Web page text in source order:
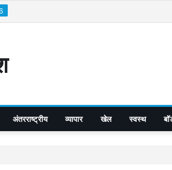
अंतरराष्ट्रीय व्यापार खेल स्वस्थ